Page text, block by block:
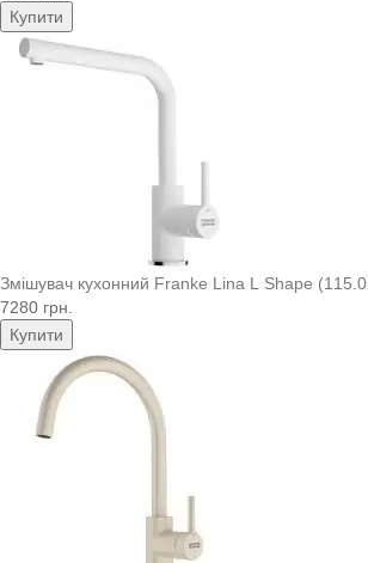
Купити
Змішувач кухонний Franke Lina L Shape (115.0..
7280 грн.
Купити